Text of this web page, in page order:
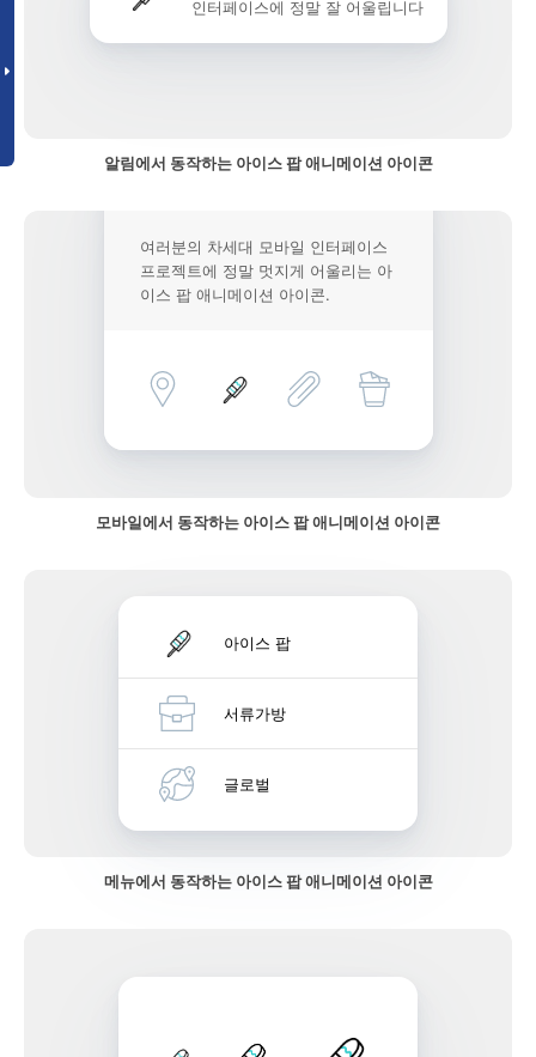
인터페이스에 정말 잘 어울립니다
알림에서 동작하는 아이스 팝 애니메이션 아이콘
여러분의 차세대 모바일 인터페이스
프로젝트에 정말 멋지게 어울리는 아
이스 팝 애니메이션 아이콘.
모바일에서 동작하는 아이스 팝 애니메이션 아이콘
아이스 팝
서류가방
글로벌
메뉴에서 동작하는 아이스 팝 애니메이션 아이콘